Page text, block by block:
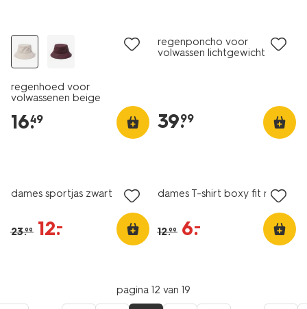
regenhoed voor
volwassenen beige
16.
49
regenponcho voor
volwassen lichtgewicht
39.
99
dames sportjas zwart
23.99 12.
–
dames T-shirt boxy fit roze
12.99 6.
–
pagina 12 van 19